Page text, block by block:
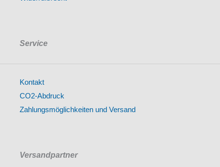
Service
Kontakt
CO2-Abdruck
Zahlungsmöglichkeiten und Versand
Versandpartner